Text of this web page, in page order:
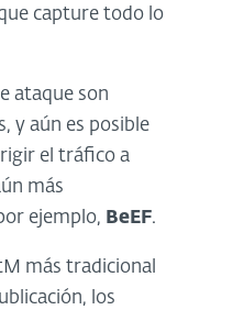
capture todo lo
ataque son
y aún es posible
el tráfico a
más
ejemplo, BeEF.
más tradicional
los